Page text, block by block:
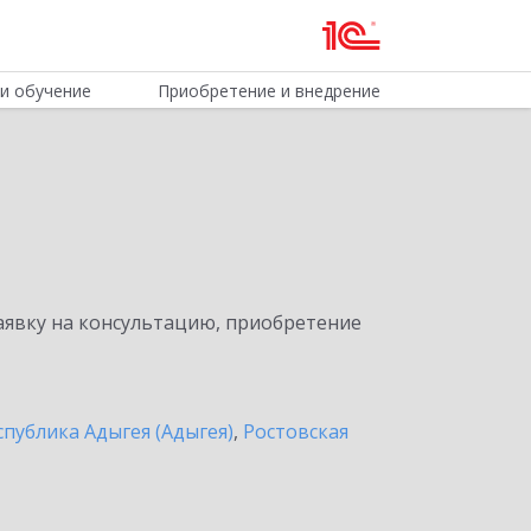
обучение Приобретение и внедрение
на консультацию, приобретение
Адыгея (Адыгея), Ростовская